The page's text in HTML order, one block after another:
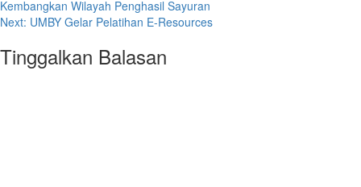
navigation
Kembangkan Wilayah Penghasil Sayuran
Next: UMBY Gelar Pelatihan E-Resources
Tinggalkan Balasan